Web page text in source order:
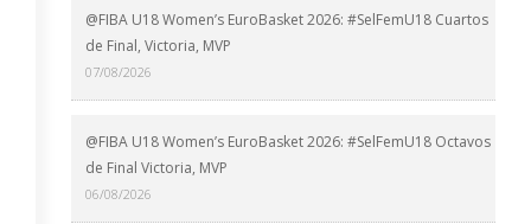
@FIBA U18 Women’s EuroBasket 2026: #SelFemU18 Cuartos
de Final, Victoria, MVP
07/08/2026
@FIBA U18 Women’s EuroBasket 2026: #SelFemU18 Octavos
de Final Victoria, MVP
06/08/2026